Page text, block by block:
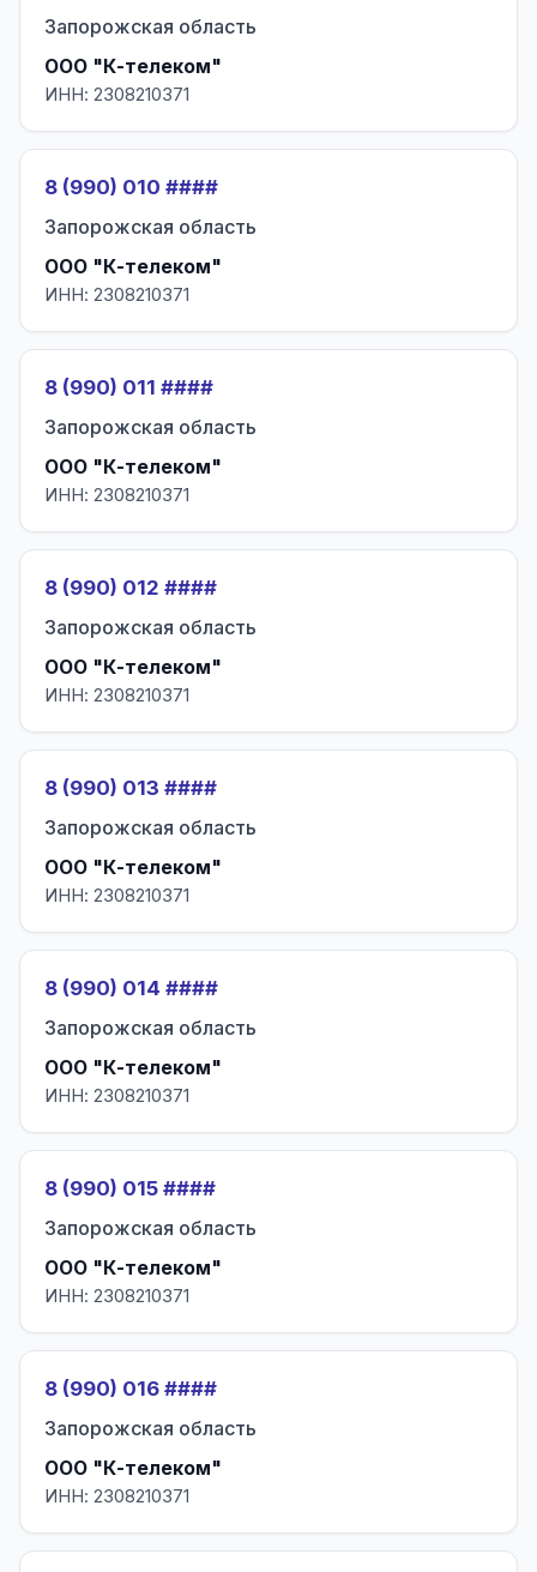
Запорожская область
ООО "К-телеком"
ИНН: 2308210371
8 (990) 010 ####
Запорожская область
ООО "К-телеком"
ИНН: 2308210371
8 (990) 011 ####
Запорожская область
ООО "К-телеком"
ИНН: 2308210371
8 (990) 012 ####
Запорожская область
ООО "К-телеком"
ИНН: 2308210371
8 (990) 013 ####
Запорожская область
ООО "К-телеком"
ИНН: 2308210371
8 (990) 014 ####
Запорожская область
ООО "К-телеком"
ИНН: 2308210371
8 (990) 015 ####
Запорожская область
ООО "К-телеком"
ИНН: 2308210371
8 (990) 016 ####
Запорожская область
ООО "К-телеком"
ИНН: 2308210371